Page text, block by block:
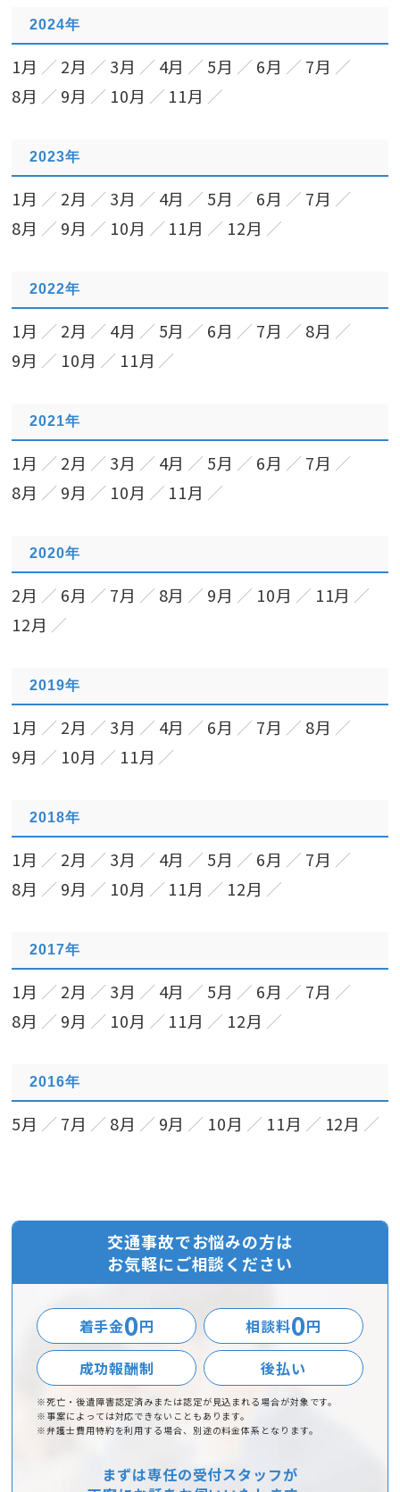
2024年
1月 2月 3月 4月 5月 6月
7月
8月
9月 10月 11月
2023年
1月 2月 3月 4月 5月 6月
7月
8月
9月 10月 11月 12月
2022年
1月 2月 4月 5月 6月 7月
8月
9月
10月 11月
2021年
1月 2月 3月 4月 5月 6月
7月
8月
9月 10月 11月
2020年
2月 6月 7月 8月 9月 10月
11月
12月
2019年
1月 2月 3月 4月 6月 7月
8月
9月
10月 11月
2018年
1月 2月 3月 4月 5月 6月
7月
8月
9月 10月 11月 12月
2017年
1月 2月 3月 4月 5月 6月
7月
8月
9月 10月 11月 12月
2016年
5月 7月 8月 9月 10月 11月 12月
交通事故でお悩みの方は
お気軽にご相談ください
着手金0円 相談料0円
成功報酬制
後払い
※死亡・後遺障害認定済みまたは認定が見込まれる場合が対象です。
※事案によっては対応できないこともあります。
※弁護士費用特約を利用する場合、別途の料金体系となります。
まずは専任の受付スタッフが